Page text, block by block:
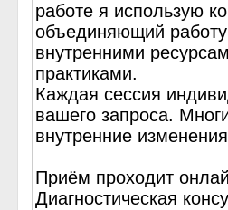
работе я использую
объединяющий
внутренними
практиками.
Каждая сессия
вашего запроса.
внутренние
Приём проходит
Диагностическая